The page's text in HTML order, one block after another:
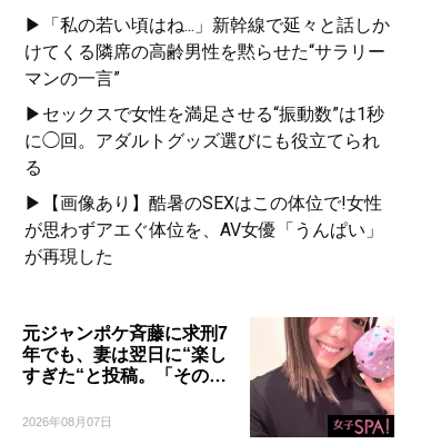
▶「私の若い頃はね...」新幹線で延々と話しか
けてくる隣席の高齢男性を黙らせた“サラリー
マンの一言”
▶セックスで女性を満足させる“振動数”は1秒
に◯回。アダルトグッズ選びにも役立てられ
る
▶【画像あり】酷暑のSEXはこの体位で!女性
が思わずアエぐ体位を、AV女優「うんぱい」
が再現した
元ジャンポケ斉藤に求刑7
年でも、妻は翌日に“楽し
すぎた“と投稿。「その…
2026年08月07日